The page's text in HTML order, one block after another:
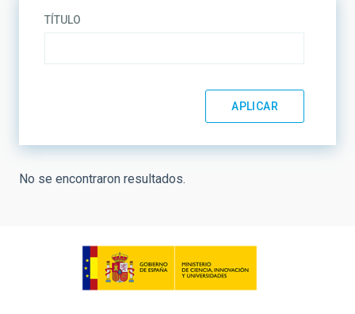
TÍTULO
No se encontraron resultados.